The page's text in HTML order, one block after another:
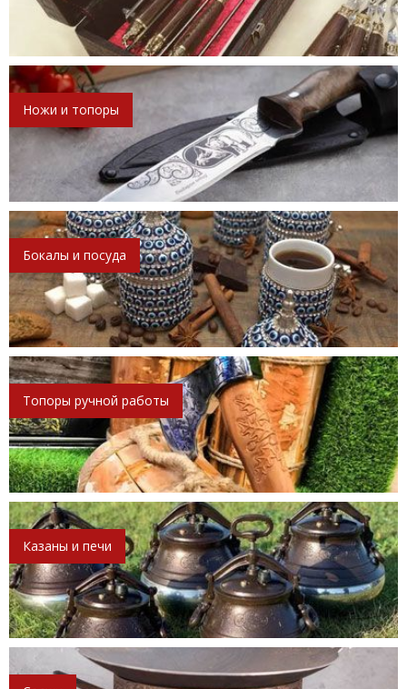
Ножи и топоры
Бокалы и посуда
Топоры ручной работы
Казаны и печи